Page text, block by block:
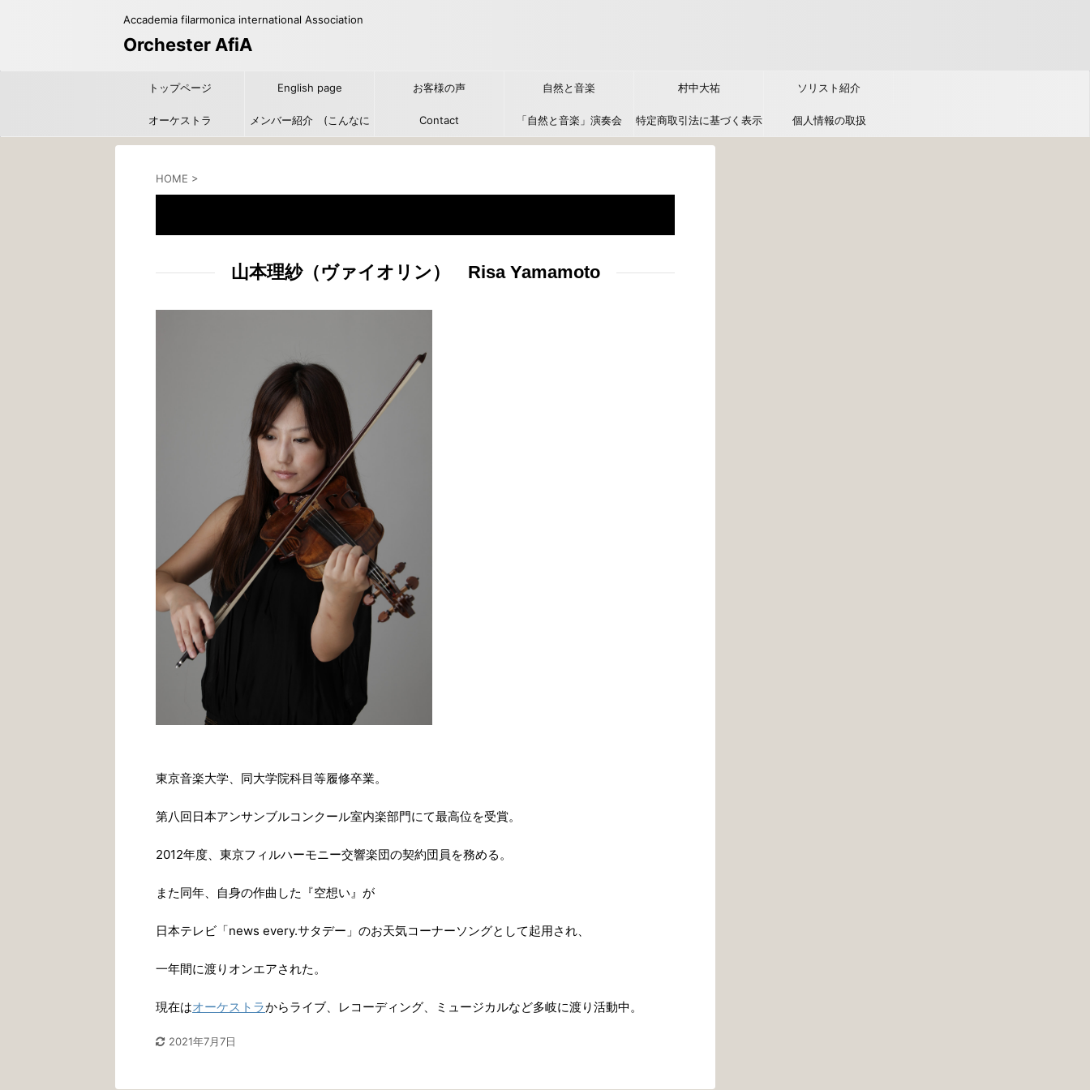
Accademia filarmonica international Association
Orchester AfiA
トップページ English page お客様の声 自然と音楽 村中大祐 ソリスト紹介
オーケストラ メンバー紹介 (こんなに Contact 「自然と音楽」演奏会 特定商取引法に基づく表示 個人情報の取扱
HOME >
山本理紗（ヴァイオリン） Risa Yamamoto
東京音楽大学、同大学院科目等履修卒業。
第八回日本アンサンブルコンクール室内楽部門にて最高位を受賞。
2012年度、東京フィルハーモニー交響楽団の契約団員を務める。
また同年、自身の作曲した『空想い』が
日本テレビ「news every.サタデー」のお天気コーナーソングとして起用され、
一年間に渡りオンエアされた。
現在はオーケストラからライブ、レコーディング、ミュージカルなど多岐に渡り活動中。
2021年7月7日